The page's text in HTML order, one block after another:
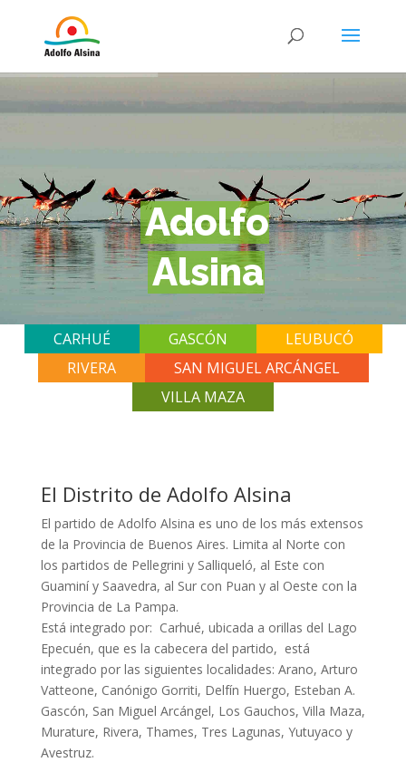
Adolfo
Alsina
CARHUÉ GASCÓN
LEUBUCÓ
RIVERA
SAN MIGUEL ARCÁNGEL
VILLA MAZA
El Distrito de Adolfo Alsina
El partido de Adolfo Alsina es uno de los más extensos
de la Provincia de Buenos Aires. Limita al Norte con
los partidos de Pellegrini y Salliqueló, al Este con
Guaminí y Saavedra, al Sur con Puan y al Oeste con la
Provincia de La Pampa.
Está integrado por: Carhué, ubicada a orillas del Lago
Epecuén, que es la cabecera del partido, está
integrado por las siguientes localidades: Arano, Arturo
Vatteone, Canónigo Gorriti, Delfín Huergo, Esteban A.
Gascón, San Miguel Arcángel, Los Gauchos, Villa Maza,
Murature, Rivera, Thames, Tres Lagunas, Yutuyaco y
Avestruz.